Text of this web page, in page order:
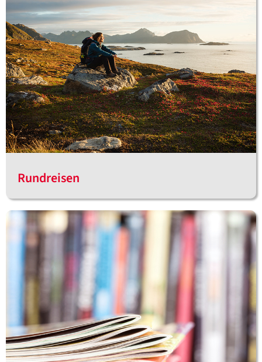
Rundreisen